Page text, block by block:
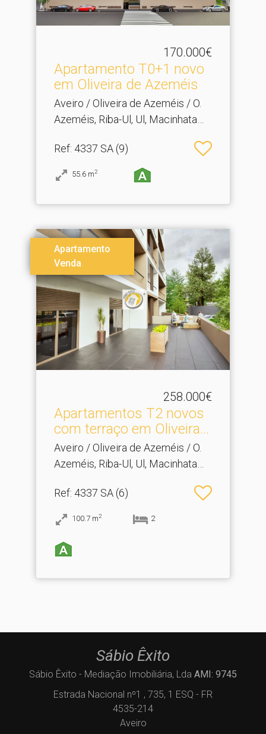
170.000€
Apartamento T0+1 novo
em Oliveira de Azeméis
Aveiro / Oliveira de Azeméis / O.
Azeméis, Riba-Ul, Ul, Macinhata
Ref: 4337 SA (9)
55.6 m2
Apartamento
Venda
258.000€
Apartamentos T2 novos
com terraço em Oliveira.​..
Aveiro / Oliveira de Azeméis / O.
Azeméis, Riba-Ul, Ul, Macinhata
Ref: 4337 SA (6)
100.7 m2 2
Sábio Êxito
Sábio Êxito - Mediação Imobiliária, Lda AMI: 9745
Estrada Nacional nº1 , 735, 1 ESQ - FR
4535-214
Aveiro